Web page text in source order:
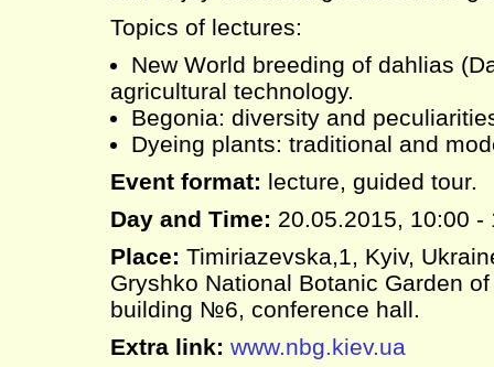
Topics of lectures:
New World breeding of dahlias
agricultural technology.
Begonia: diversity and
Dyeing plants: traditional and
Event format: lecture, guided tour.
Day and Time: 20.05.2015, 10:00 -
Place: Timiriazevska,1, Kyiv,
Gryshko National Botanic Garden
building №6, conference hall.
Extra link: www.nbg.kiev.ua